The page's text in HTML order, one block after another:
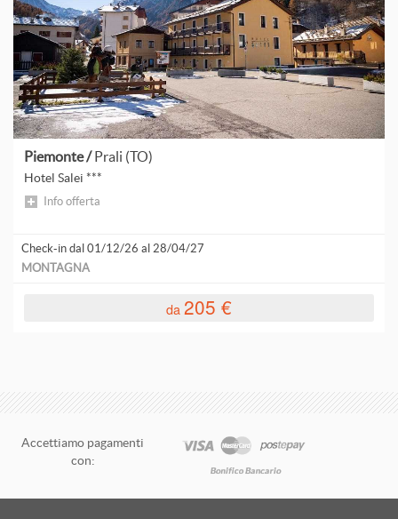
Piemonte /Prali (TO)
Hotel Salei ***
Info offerta
Check-in dal 01/12/26 al 28/04/27
MONTAGNA
da 205 €
Accettiamo pagamenti
con: